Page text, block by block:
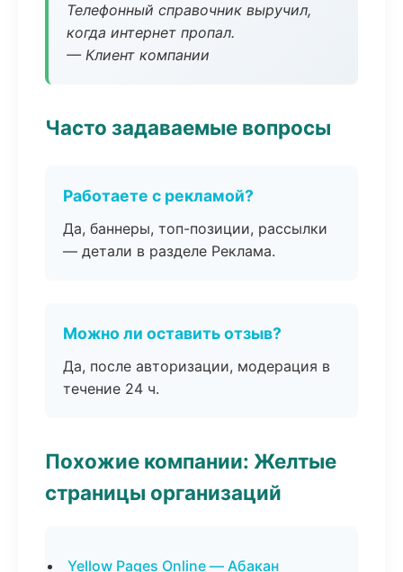
Телефонный справочник выручил,
когда интернет пропал.
— Клиент компании
Часто задаваемые вопросы
Работаете с рекламой?
Да, баннеры, топ-позиции, рассылки
— детали в разделе Реклама.
Можно ли оставить отзыв?
Да, после авторизации, модерация в
течение 24 ч.
Похожие компании: Желтые
страницы организаций
Yellow Pages Online — Абакан